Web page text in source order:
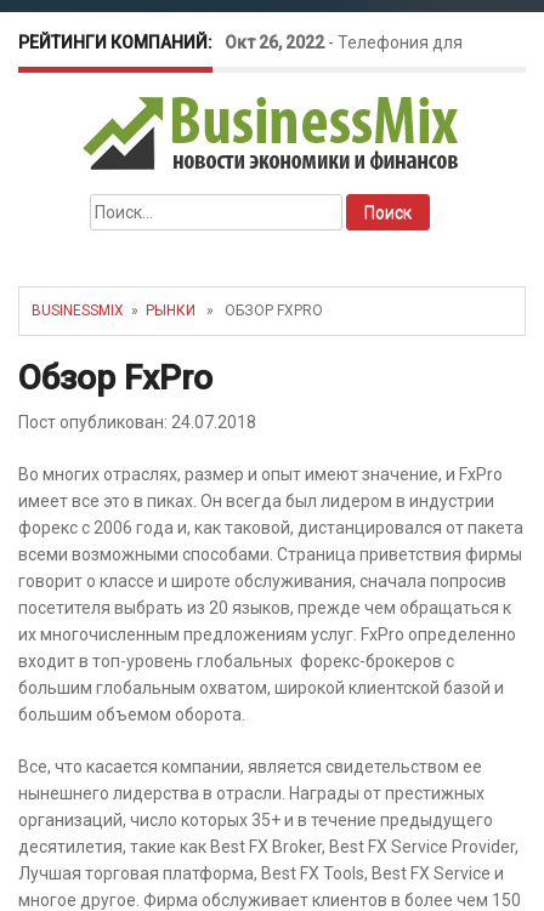
РЕЙТИНГИ КОМПАНИЙ: Окт 26, 2022- Телефония для
amoCRM: лучшие инструменты для
бизнеса
-Курсовые колебания:
как защитить свой бизнес?
Найти:
BUSINESSMIX » РЫНКИ » ОБЗОР FXPRO
Обзор FxPro
Пост опубликован: 24.07.2018
Во многих отраслях, размер и опыт имеют значение, и FxPro
имеет все это в пиках. Он всегда был лидером в индустрии
форекс с 2006 года и, как таковой, дистанцировался от пакета
всеми возможными способами. Страница приветствия фирмы
говорит о классе и широте обслуживания, сначала попросив
посетителя выбрать из 20 языков, прежде чем обращаться к
их многочисленным предложениям услуг. FxPro определенно
входит в топ-уровень глобальных форекс-брокеров с
большим глобальным охватом, широкой клиентской базой и
большим объемом оборота.
Все, что касается компании, является свидетельством ее
нынешнего лидерства в отрасли. Награды от престижных
организаций, число которых 35+ и в течение предыдущего
десятилетия, такие как Best FX Broker, Best FX Service Provider,
Лучшая торговая платформа, Best FX Tools, Best FX Service и
многое другое. Фирма обслуживает клиентов в более чем 150